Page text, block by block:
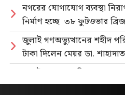
নগরের যোগাযোগ ব্যবস্থা
নির্মাণ হচ্ছে ৩৮ ফুটওভার
জুলাই গণঅভ্যুত্থানের শহীদ
টাকা দিলেন মেয়র ডা.
জুলাই গণহত্যার বিচার ও
বাস্তবায়নের দাবিতে জাতীয়